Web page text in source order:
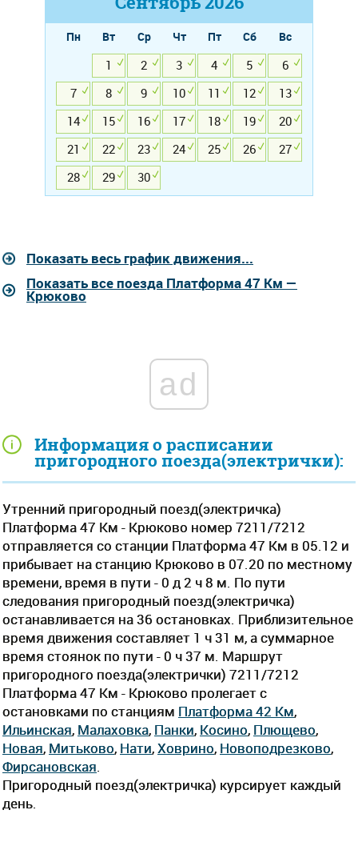
Информация о расписании
пригородного поезда(электрички):
Утренний пригородный поезд(электричка)
Платформа 47 Км - Крюково номер 7211/7212
отправляется со станции Платформа 47 Км в 05.12 и
прибывает на станцию Крюково в 07.20 по местному
времени, время в пути - 0 д 2 ч 8 м. По пути
следования пригородный поезд(электричка)
останавливается на 36 остановках. Приблизительное
время движения составляет 1 ч 31 м, а суммарное
время стоянок по пути - 0 ч 37 м. Маршрут
пригородного поезда(электрички) 7211/7212
Платформа 47 Км - Крюково пролегает c
остановками по станциям Платформа 42 Км,
Ильинская, Малаховка, Панки, Косино, Плющево,
Новая, Митьково, Нати,Ховрино, Новоподрезково,
Фирсановская
Пригородный поезд(электричка) курсирует каждый
день.
Пн Вт Ср Чт Пт Сб
Вс
1
2 3 4 5
6
7
8 9 10 11 12
13
14
15 16 17 18 19
20
21
22 23 24 25 26
27
28
29 30
Показать весь график движения...
Показать все поезда Платформа 47 Км —
Крюково
ad